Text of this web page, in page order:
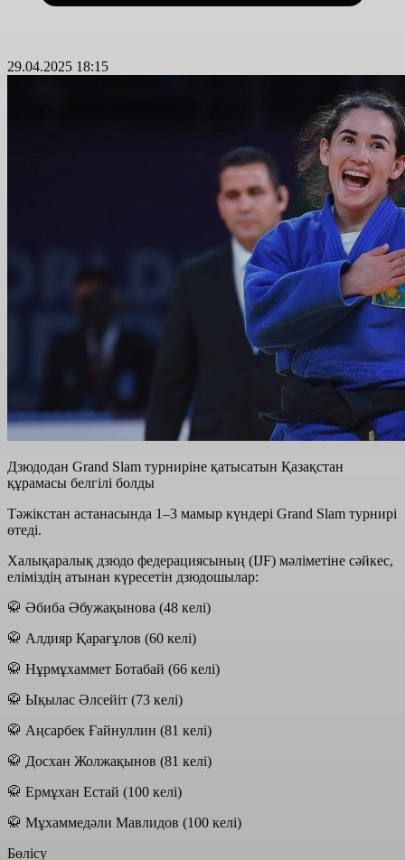
29.04.2025 18:15
Дзюдодан Grand Slam турниріне қатысатын Қазақстан
құрамасы белгілі болды
Тәжікстан астанасында 1–3 мамыр күндері Grand Slam турнирі
өтеді.
Халықаралық дзюдо федерациясының (IJF) мәліметіне сәйкес,
еліміздің атынан күресетін дзюдошылар:
🥋 Әбиба Әбужақынова (48 келі)
🥋 Алдияр Қарағұлов (60 келі)
🥋 Нұрмұхаммет Ботабай (66 келі)
🥋 Ықылас Әлсейіт (73 келі)
🥋 Аңсарбек Ғайнуллин (81 келі)
🥋 Досхан Жолжақынов (81 келі)
🥋 Ермұхан Естай (100 келі)
🥋 Мұхаммедәли Мавлидов (100 келі)
Бөлісу